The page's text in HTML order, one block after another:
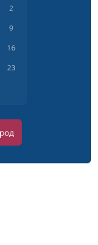
2
9
16
23